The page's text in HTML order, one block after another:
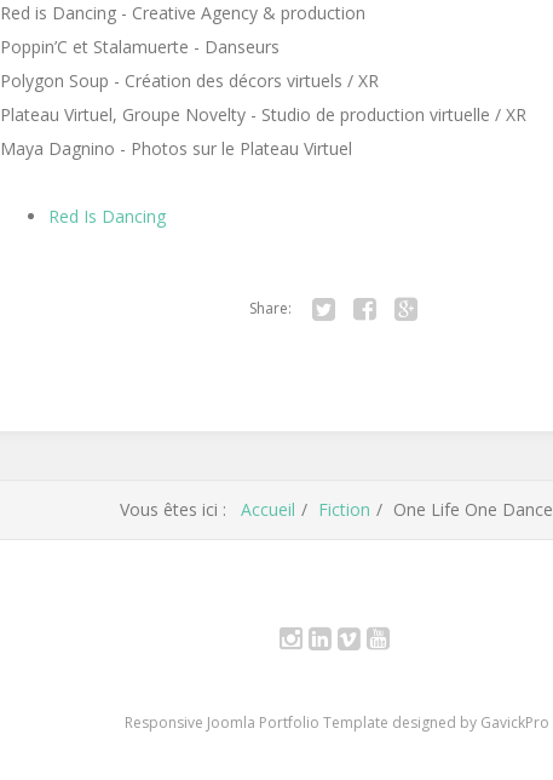
Red is Dancing - Creative Agency & production
Poppin’C et Stalamuerte - Danseurs
Polygon Soup - Création des décors virtuels / XR
Plateau Virtuel, Groupe Novelty - Studio de production virtuelle / XR
Maya Dagnino - Photos sur le Plateau Virtuel
Red Is Dancing
Share:
Vous êtes ici : Accueil Fiction One Life One Dance
Instagram
LinkedIn
vimeo
Responsive Joomla Portfolio Template designed by GavickPro